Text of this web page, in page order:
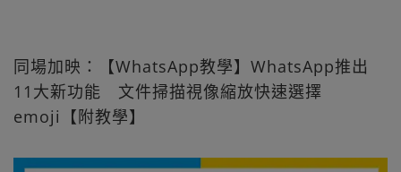
同場加映：【WhatsApp教學】WhatsApp推出
11大新功能 文件掃描視像縮放快速選擇
emoji【附教學】